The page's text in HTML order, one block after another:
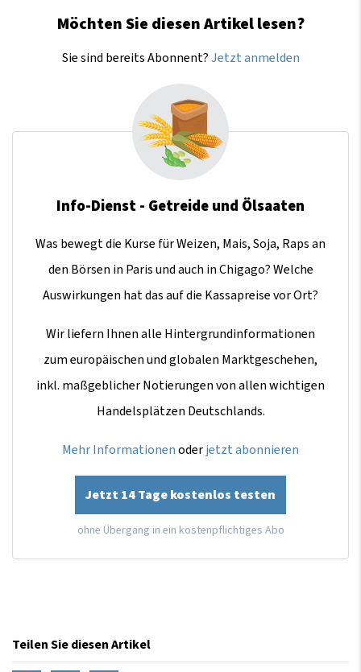
Möchten Sie diesen Artikel lesen?
Sie sind bereits Abonnent?Jetzt anmelden
Info-Dienst - Getreide und Ölsaaten
Was bewegt die Kurse für Weizen, Mais, Soja, Raps an
den Börsen in Paris und auch in Chigago? Welche
Auswirkungen hat das auf die Kassapreise vor Ort?
Wir liefern Ihnen alle Hintergrundinformationen
zum europäischen und globalen Marktgeschehen,
inkl. maßgeblicher Notierungen von allen wichtigen
Handelsplätzen Deutschlands.
Mehr Informationenoderjetzt abonnieren
Jetzt 14 Tage kostenlos testen
ohne Übergang in ein kostenpflichtiges Abo
Teilen Sie diesen Artikel